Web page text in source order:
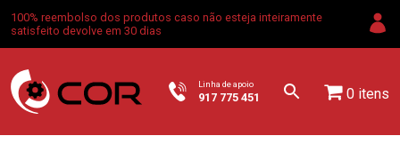
100% reembolso dos produtos caso não esteja inteiramente
satisfeito devolve em 30 dias
Linha de apoio
917 775 451 0 itens